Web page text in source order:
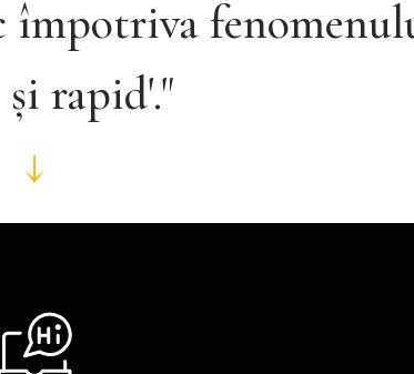
împotriva fenomenului
rapid'."